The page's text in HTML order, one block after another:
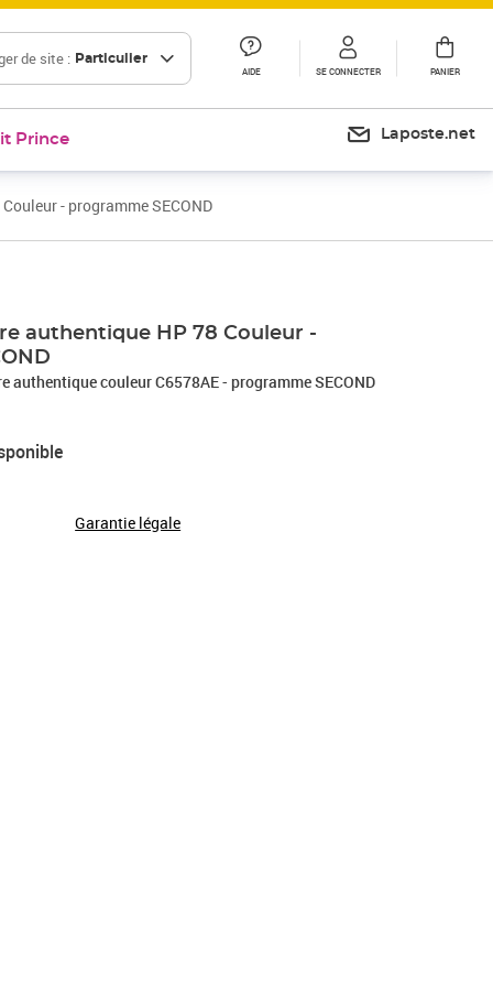
de site : Particulier
AIDE SE CONNECTER PANIER
Prince Laposte.net
- programme SECOND
authentique HP 78 Couleur -
authentique couleur C6578AE - programme SECOND
Garantie légale